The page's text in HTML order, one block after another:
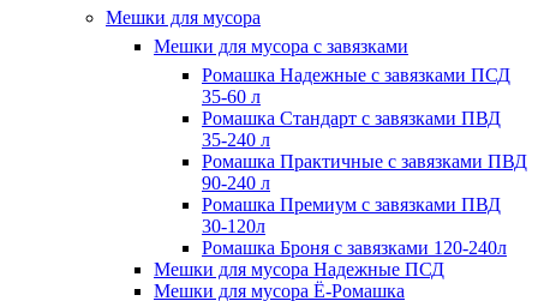
Мешки для мусора
Мешки для мусора с завязками
Ромашка Надежные с завязками ПСД
35-60 л
Ромашка Стандарт с завязками ПВД
35-240 л
Ромашка Практичные с завязками ПВД
90-240 л
Ромашка Премиум с завязками ПВД
30-120л
Ромашка Броня с завязками 120-240л
Мешки для мусора Надежные ПСД
Мешки для мусора Ё-Ромашка